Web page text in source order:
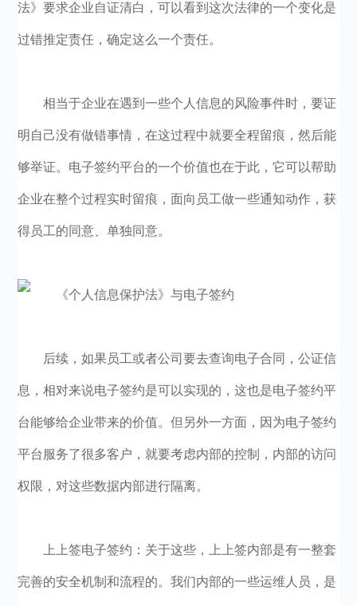
法》要求企业自证清白，可以看到这次法律的一个变化是
过错推定责任，确定这么一个责任。
相当于企业在遇到一些个人信息的风险事件时，要证
明自己没有做错事情，在这过程中就要全程留痕，然后能
够举证。电子签约平台的一个价值也在于此，它可以帮助
企业在整个过程实时留痕，面向员工做一些通知动作，获
得员工的同意、单独同意。
后续，如果员工或者公司要去查询电子合同，公证信
息，相对来说电子签约是可以实现的，这也是电子签约平
台能够给企业带来的价值。但另外一方面，因为电子签约
平台服务了很多客户，就要考虑内部的控制，内部的访问
权限，对这些数据内部进行隔离。
上上签电子签约：关于这些，上上签内部是有一整套
完善的安全机制和流程的。我们内部的一些运维人员，是